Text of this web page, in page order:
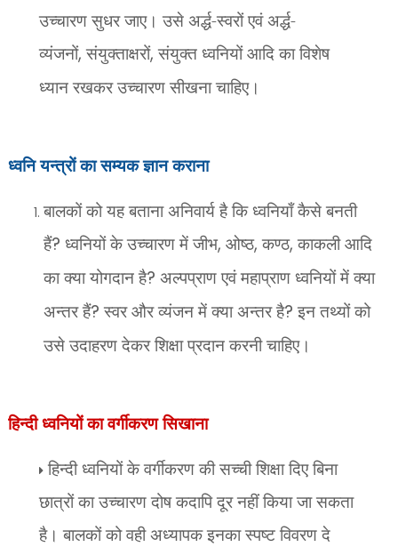
उच्चारण सुधर जाए। उसे अर्द्ध-स्वरों एवं अर्द्ध-
व्यंजनों, संयुक्ताक्षरों, संयुक्त ध्वनियों आदि का विशेष
ध्यान रखकर उच्चारण सीखना चाहिए।
ध्वनि यन्त्रों का सम्यक ज्ञान कराना
बालकों को यह बताना अनिवार्य है कि ध्वनियाँ कैसे बनती
हैं? ध्वनियों के उच्चारण में जीभ, ओष्ठ, कण्ठ, काकली आदि
का क्या योगदान है? अल्पप्राण एवं महाप्राण ध्वनियों में क्या
अन्तर हैं? स्वर और व्यंजन में क्या अन्तर है? इन तथ्यों को
उसे उदाहरण देकर शिक्षा प्रदान करनी चाहिए।
हिन्दी ध्वनियों का वर्गीकरण सिखाना
हिन्दी ध्वनियों के वर्गीकरण की सच्ची शिक्षा दिए बिना
छात्रों का उच्चारण दोष कदापि दूर नहीं किया जा सकता
है। बालकों को वही अध्यापक इनका स्पष्ट विवरण दे